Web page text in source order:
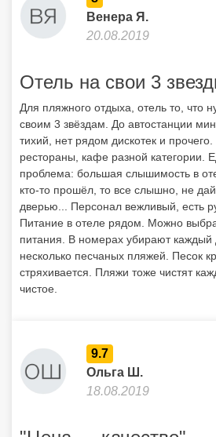
Венера Я.
20.08.2019
Отель на свои 3
Для пляжного отдыха, отель то, что
своим 3 звёздам. До автостанции
тихий, нет рядом дискотек и
рестораны, кафе разной категории.
проблема: большая слышимость в
кто-то прошёл, то все слышно, не
дверью... Персонал вежливый, есть
Питание в отеле рядом. Можно
питания. В номерах убирают
несколько песчаных пляжей. Песок
стряхивается. Пляжи тоже чистят
чистое.
9.7
Ольга Ш.
18.08.2019